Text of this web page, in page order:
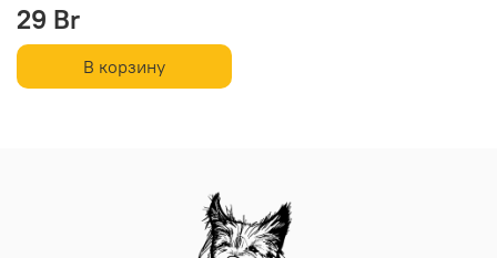
29 Br
В корзину